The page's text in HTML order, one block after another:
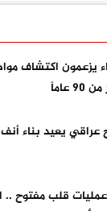
يزعمون اكتشاف
عاماً
عراقي يعيد بناء
بـ3 عمليات قلب مفتوح